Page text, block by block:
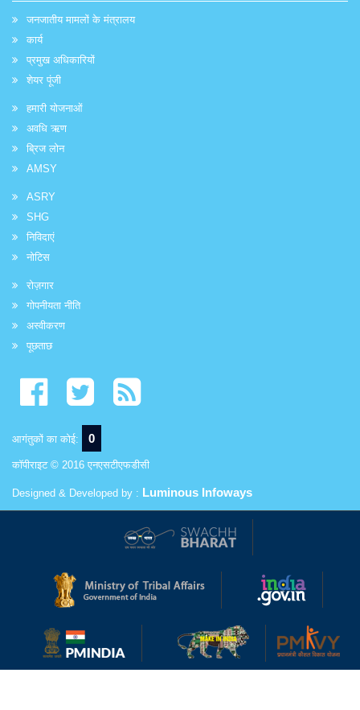
जनजातीय मामलों के मंत्रालय
कार्य
प्रमुख अधिकारियों
शेयर पूंजी
हमारी योजनाओं
अवधि ऋण
ब्रिज लोन
AMSY
ASRY
SHG
निविदाएं
नोटिस
रोज़गार
गोपनीयता नीति
अस्वीकरण
पूछताछ
आगंतुकों का कोई: 0
कॉपीराइट © 2016 एनएसटीएफडीसी
Designed & Developed by : Luminous Infoways